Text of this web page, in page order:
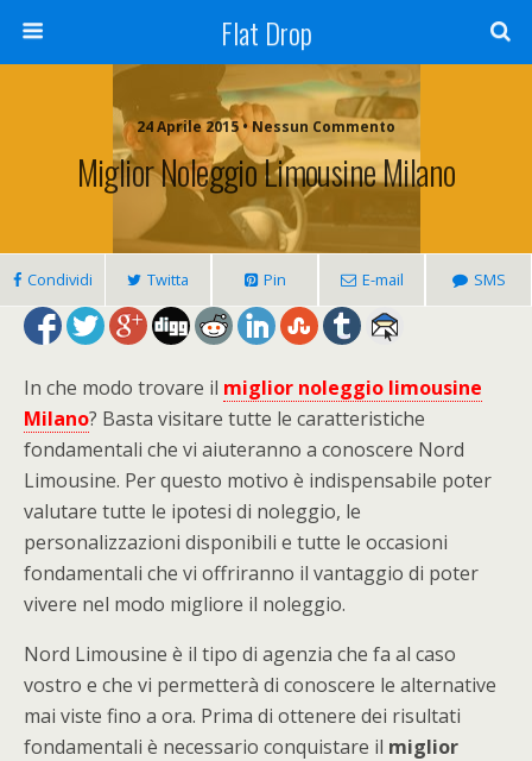
Flat Drop
24 Aprile 2015 • Nessun Commento
Miglior Noleggio Limousine Milano
Condividi Twitta Pin E-mail SMS
In che modo trovare il miglior noleggio limousine
Milano? Basta visitare tutte le caratteristiche
fondamentali che vi aiuteranno a conoscere Nord
Limousine. Per questo motivo è indispensabile poter
valutare tutte le ipotesi di noleggio, le
personalizzazioni disponibili e tutte le occasioni
fondamentali che vi offriranno il vantaggio di poter
vivere nel modo migliore il noleggio.
Nord Limousine è il tipo di agenzia che fa al caso
vostro e che vi permetterà di conoscere le alternative
mai viste fino a ora. Prima di ottenere dei risultati
fondamentali è necessario conquistare il miglior